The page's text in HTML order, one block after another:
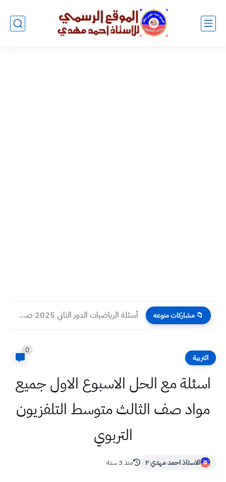
📁 مشاركات منوعه أسئلة الرياضيات الدور الثاني 2025 صف السادس الابتدائي
التربية
0
اسئلة مع الحل الاسبوع الاول جميع
مواد صف الثالث متوسط التلفزيون
التربوي
الاستاذ احمد مهدي ٢ منذ 3 سنة